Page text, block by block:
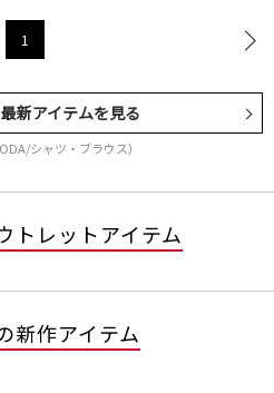
1
新アイテムを見る
シャツ・ブラウス）
トレットアイテム
新作アイテム